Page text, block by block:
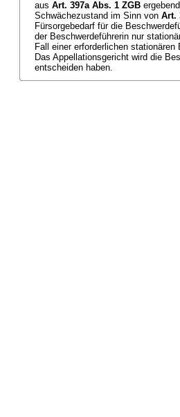
aus Art. 397a Abs. 1 ZGB
Schwächezustand im Sinn von Art.
Fürsorgebedarf für die
der Beschwerdeführerin nur
Fall einer erforderlichen
Das Appellationsgericht wird die
entscheiden haben.